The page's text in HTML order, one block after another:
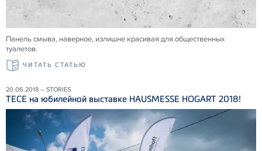
Панель смыва, наверное, излишне красивая для общественных
туалетов.
ЧИТАТЬ СТАТЬЮ
20.06.2018 – STORIES
ТЕСЕ на юбилейной выставке HAUSMESSE HOGART 2018!